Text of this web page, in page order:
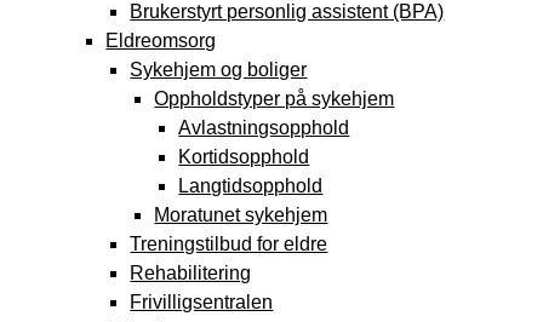
Brukerstyrt personlig assistent (BPA)
Eldreomsorg
Sykehjem og boliger
Oppholdstyper på sykehjem
Avlastningsopphold
Kortidsopphold
Langtidsopphold
Moratunet sykehjem
Treningstilbud for eldre
Rehabilitering
Frivilligsentralen